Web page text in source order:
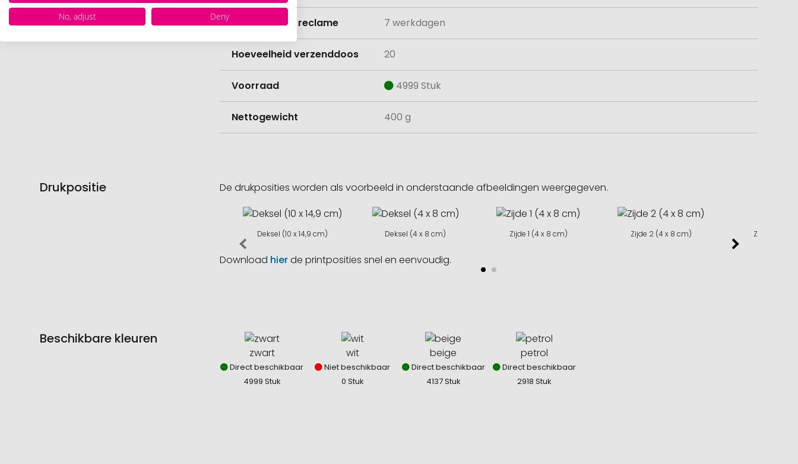
Levertijd met reclame 7 werkdagen
Hoeveelheid verzenddoos 20
Voorraad 4999 Stuk
Nettogewicht 400 g
Drukpositie De drukposities worden als voorbeeld in onderstaande afbeeldingen weergegeven.
Deksel (10 x 14,9 cm) Deksel (4 x 8 cm) Zijde 1 (4 x 8 cm) Zijde 2 (4 x 8 cm) Zijde 3 (4 x
Download hierde printposities snel en eenvoudig.
Beschikbare kleuren
zwart
Direct beschikbaar
4999 Stuk
wit
Niet beschikbaar
0 Stuk
beige
Direct beschikbaar
4137 Stuk
petrol
Direct beschikbaar
2918 Stuk
No, adjust
Deny